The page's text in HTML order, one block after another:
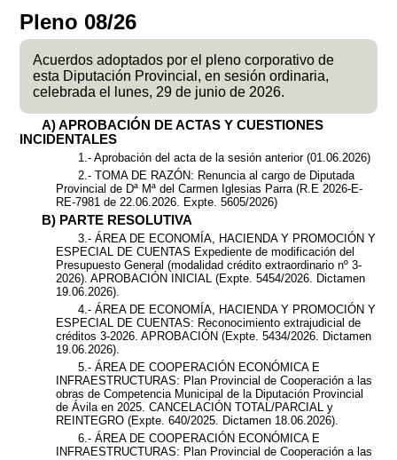
Pleno 08/26
Acuerdos adoptados por el pleno corporativo de
esta Diputación Provincial, en sesión ordinaria,
celebrada el lunes, 29 de junio de 2026.
A) APROBACIÓN DE ACTAS Y CUESTIONES
INCIDENTALES
1.- Aprobación del acta de la sesión anterior (01.06.2026)
2.- TOMA DE RAZÓN: Renuncia al cargo de Diputada
Provincial de Dª Mª del Carmen Iglesias Parra (R.E 2026-E-
RE-7981 de 22.06.2026. Expte. 5605/2026)
B) PARTE RESOLUTIVA
3.- ÁREA DE ECONOMÍA, HACIENDA Y PROMOCIÓN Y
ESPECIAL DE CUENTAS Expediente de modificación del
Presupuesto General (modalidad crédito extraordinario nº 3-
2026). APROBACIÓN INICIAL (Expte. 5454/2026. Dictamen
19.06.2026).
4.- ÁREA DE ECONOMÍA, HACIENDA Y PROMOCIÓN Y
ESPECIAL DE CUENTAS: Reconocimiento extrajudicial de
créditos 3-2026. APROBACIÓN (Expte. 5434/2026. Dictamen
19.06.2026).
5.- ÁREA DE COOPERACIÓN ECONÓMICA E
INFRAESTRUCTURAS: Plan Provincial de Cooperación a las
obras de Competencia Municipal de la Diputación Provincial
de Ávila en 2025. CANCELACIÓN TOTAL/PARCIAL y
REINTEGRO (Expte. 640/2025. Dictamen 18.06.2026).
6.- ÁREA DE COOPERACIÓN ECONÓMICA E
INFRAESTRUCTURAS: Plan Provincial de Cooperación a las